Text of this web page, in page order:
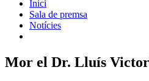
Inici
Sala de premsa
Notícies
Mor el Dr. Lluís